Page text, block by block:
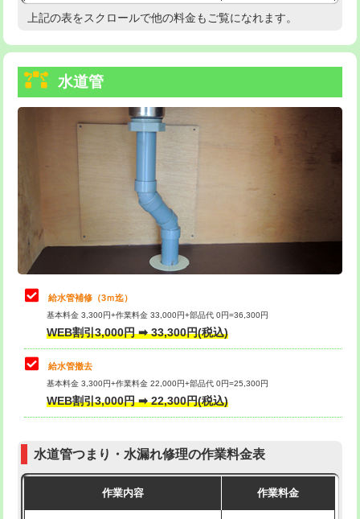
給水管工事※（塩ビ管（VP・HI）使
+8,800円
給水管工事※（ライニング鋼管・銅
管・ポリ管・HT管使用/3ｍまで)
給水管工事※（ライニング鋼管・銅
管・ポリ管・HT管使用/3ｍ超え)
排水管工事（土の掘削・埋め戻し作
11,000円~
排水管工事（排水管工事/3ｍまで） 55,000円
排水管工事（追加 排水管工事/3ｍ超
マス交換（土の掘削・埋め戻し作業）
マス交換（深さ50㎝未満）
マス交換（深さ50㎝以上）
コンクリート斫り（厚さ10㎝まで）
モルタル補修（厚さ10㎝超え） 38,500円
高度高圧洗浄換 現地調査
トーラー機使用/3mまで
追加トーラー機使用/3m超え
33,000円
8,800円
止水・漏水調査・防水処理・清掃・修
理・調整・分解・加工など（軽作業）
11,000円
止水・漏水調査・防水処理・清掃・修
理・調整・分解・加工など（中作業）
止水・漏水調査・防水処理・清掃・修
理・調整・分解・加工など（重作業）
33,000円
その他部品の脱着
交換・取付（タンク）
式）)
式・ワンホール）)
上記の表をスクロールで他の料金もご覧になれます。
水道管
給水管補修（3ｍ迄）
基本料金 3,300円+作業料金 33,000円+部品代 0円=36,300円
WEB割引3,000円 ➡ 33,300円(税込)
給水管撤去
基本料金 3,300円+作業料金 22,000円+部品代 0円=25,300円
WEB割引3,000円 ➡ 22,300円(税込)
水道管つまり・水漏れ修理の作業料金表
作業内容 作業料金